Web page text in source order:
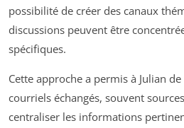
possibilité de créer des canaux
discussions peuvent être
spécifiques.
Cette approche a permis à Julian
courriels échangés, souvent
centraliser les informations